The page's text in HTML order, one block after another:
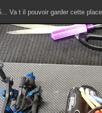
Va t il pouvoir garder cette